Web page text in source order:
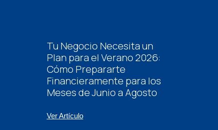
Tu Negocio Necesita un
Plan para el Verano 2026:
Cómo Prepararte
Financieramente para los
Meses de Junio a Agosto
Ver Artículo